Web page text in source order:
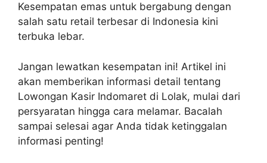
Kesempatan emas untuk bergabung dengan
salah satu retail terbesar di Indonesia kini
terbuka lebar.
Jangan lewatkan kesempatan ini! Artikel ini
akan memberikan informasi detail tentang
Lowongan Kasir Indomaret di Lolak, mulai dari
persyaratan hingga cara melamar. Bacalah
sampai selesai agar Anda tidak ketinggalan
informasi penting!